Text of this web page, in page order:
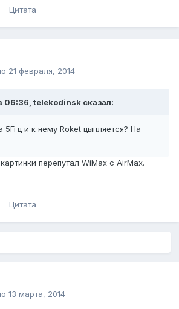
Цитата
21 февраля, 2014
06:36, telekodinsk сказал:
5Ггц и к нему Roket цыпляется? На
перепутал WiMax с AirMax.
Цитата
13 марта, 2014